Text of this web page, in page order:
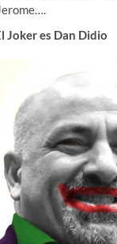
Joker es Dan Didio